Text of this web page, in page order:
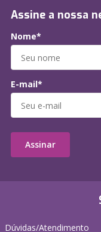
Dúvidas/Atendimento
Assine a nossa
Nome*
E-mail*
Assinar